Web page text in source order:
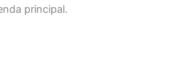
principal.